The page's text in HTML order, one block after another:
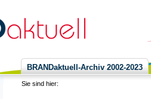
BRANDaktuell-Archiv 2002-2023
Sie sind hier: